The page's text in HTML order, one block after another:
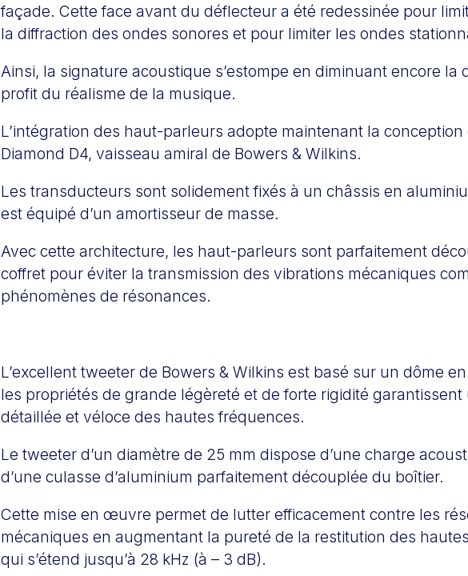
façade. Cette face avant du déflecteur a été redessinée pour
la diffraction des ondes sonores et pour limiter les ondes
Ainsi, la signature acoustique s’estompe en diminuant encore la
profit du réalisme de la musique.
L’intégration des haut-parleurs adopte maintenant la conception
Diamond D4, vaisseau amiral de Bowers & Wilkins.
Les transducteurs sont solidement fixés à un châssis en
est équipé d’un amortisseur de masse.
Avec cette architecture, les haut-parleurs sont parfaitement
coffret pour éviter la transmission des vibrations mécaniques
phénomènes de résonances.
L’excellent tweeter de Bowers & Wilkins est basé sur un dôme
les propriétés de grande légèreté et de forte rigidité garantissent
détaillée et véloce des hautes fréquences.
Le tweeter d’un diamètre de 25 mm dispose d’une charge
d’une culasse d’aluminium parfaitement découplée du boîtier.
Cette mise en œuvre permet de lutter efficacement contre les
mécaniques en augmentant la pureté de la restitution des
qui s’étend jusqu’à 28 kHz (à – 3 dB).